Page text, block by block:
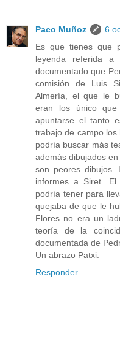
Paco Muñoz
6
Es que tienes que
leyenda referida
documentado que
comisión de Luis
Almería, el que le
eran los único
apuntarse el tanto
trabajo de campo
podría buscar más
además dibujados
son peores dibujos.
informes a Siret.
podría tener para
quejaba de que le
Flores no era un
teoría de la
documentada de
Un abrazo Patxi.
Responder